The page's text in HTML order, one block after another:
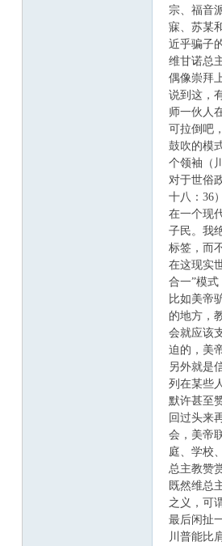
宗、福音
寐、苏某
近乎骗子
维甘诺总
偶像崇拜
说到这，
师一伙人
可拉倒吧
鼓吹的模
个领袖（
对于世俗
十八：36）
在一个现
子民。我
标签，而
在这现实
合一”模
比如美帝
的地方，
会就应该
迫的，美
另外就是
列在某些
默许甚至
回过头来
会，美帝
庭、学校
总主教赞
既然维总
之义，可
最后闲扯
川普能比